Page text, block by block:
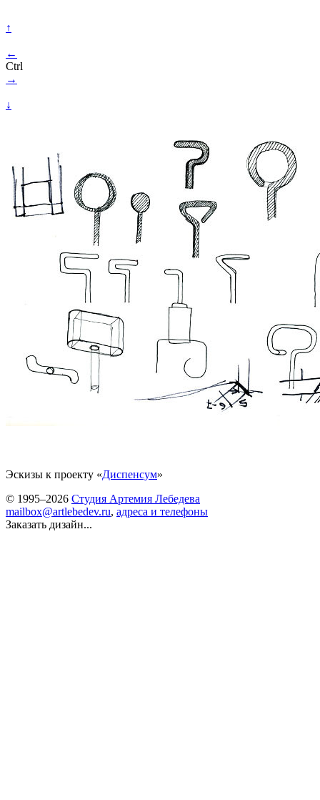
↑
←
Ctrl
→
↓
Эскизы к проекту «Диспенсум»
© 1995–2026 Студия Артемия Лебедева
mailbox@artlebedev.ru, адреса и телефоны
Заказать дизайн...